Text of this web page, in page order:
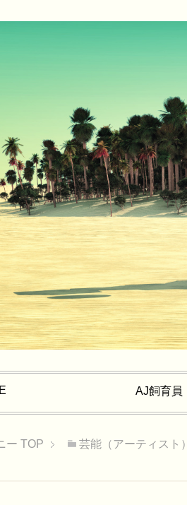
AJ飼育員
ー TOP 芸能（アーティスト）